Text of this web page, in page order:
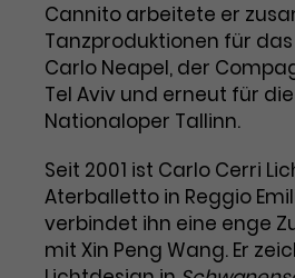
Benutzer*in
und es wird
geschützten
Name cookie_optin
Anbieter TYPO3
Laufzeit 1 Monat
Laufzeit 2 Jahre
Zweck
Dieses Cookie
Analytics
Besucher*innen-
und die Nutzung
den
verfolgen. Die
Marketing
Diese Gruppe beinhaltet alle
ermöglichen die Leistung
Werbekampagnen zu
Conversions zu messen.
uns dabei Werbeanzeigen
Name
_gcl_au
Anbieter Google Ads
Cookie-Informationen
Cannito arbeitete er
Tanzproduktionen für
Carlo Neapel, der
Tel Aviv und erneut für
Nationaloper Tallinn.
Seit 2001 ist Carlo Cerri
Aterballetto in Reggio
verbindet ihn eine enge
mit Xin Peng Wang. Er